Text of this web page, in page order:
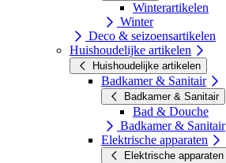
Winterartikelen
Winter
Deco & seizoensartikelen
Huishoudelijke artikelen
Huishoudelijke artikelen
Badkamer & Sanitair
Badkamer & Sanitair
Bad & Douche
Badkamer & Sanitair
Elektrische apparaten
Elektrische apparaten